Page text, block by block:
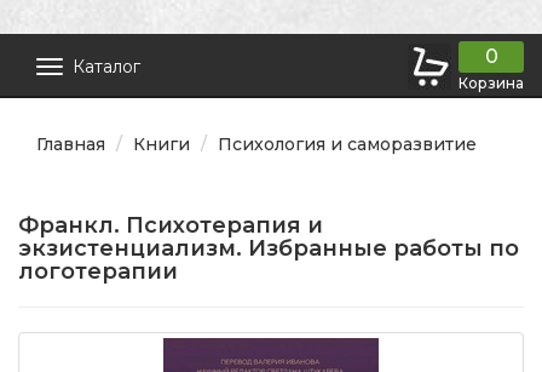
Каталог 0
Корзина
Главная Книги Психология и саморазвитие
Франкл. Психотерапия и
экзистенциализм. Избранные работы по
логотерапии